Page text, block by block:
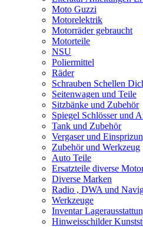
Moto Guzzi
Motorelektrik
Motorräder gebraucht
Motorteile
NSU
Poliermittel
Räder
Schrauben Schellen
Seitenwagen und Teile
Sitzbänke und Zubehör
Spiegel Schlösser und
Tank und Zubehör
Vergaser und
Zubehör und Werkzeug
Auto Teile
Ersatzteile diverse
Diverse Marken
Radio , DWA und
Werkzeuge
Inventar
Hinweisschilder